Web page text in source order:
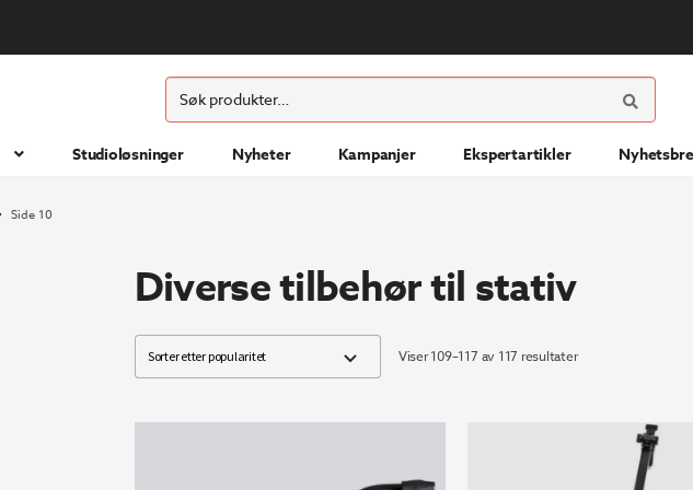
Søk
etter:
SØK
Studioløsninger Nyheter Kampanjer Ekspertartikler
Side 10
Diverse tilbehør til stativ
Viser 109–117 av 117 resultaterSortert